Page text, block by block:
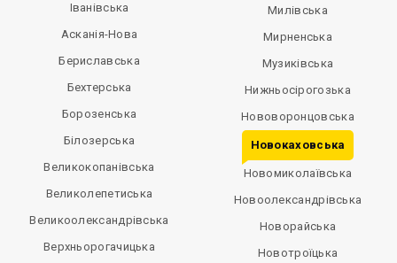
Іванівська
Асканія-Нова
Бериславська
Бехтерська
Борозенська
Білозерська
Великокопанівська
Великолепетиська
Великоолександрівська
Верхньорогачицька
Милівська
Мирненська
Музиківська
Нижньосірогозька
Нововоронцовська
Новокаховська
Новомиколаївська
Новоолександрівська
Новорайська
Новотроїцька